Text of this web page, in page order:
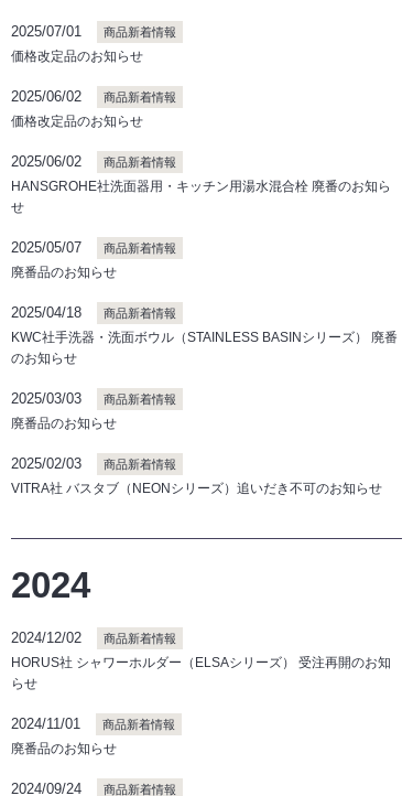
2025/07/01 商品新着情報
価格改定品のお知らせ
2025/06/02 商品新着情報
価格改定品のお知らせ
2025/06/02 商品新着情報
HANSGROHE社洗面器用・キッチン用湯水混合栓 廃番のお知ら
せ
2025/05/07 商品新着情報
廃番品のお知らせ
2025/04/18 商品新着情報
KWC社手洗器・洗面ボウル（STAINLESS BASINシリーズ） 廃番
のお知らせ
2025/03/03 商品新着情報
廃番品のお知らせ
2025/02/03 商品新着情報
VITRA社 バスタブ（NEONシリーズ）追いだき不可のお知らせ
2024
2024/12/02 商品新着情報
HORUS社 シャワーホルダー（ELSAシリーズ） 受注再開のお知
らせ
2024/11/01 商品新着情報
廃番品のお知らせ
2024/09/24 商品新着情報